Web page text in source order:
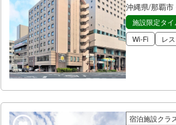
沖縄県/那覇
施設限定タ
Wi-Fi
レ
宿泊施設クラ